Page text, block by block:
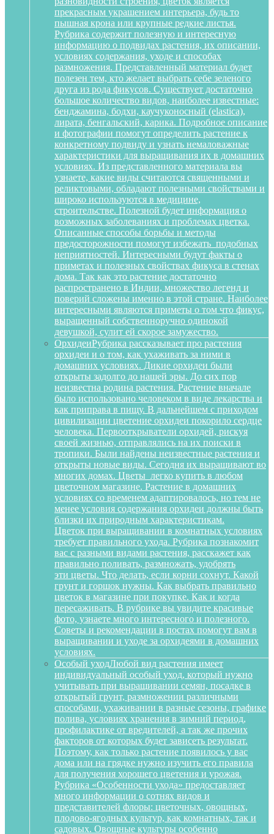
прекрасным украшением интерьера, будь то
пышная крона или крупные редкие листья.
Рубрика содержит полезную и интересную
информацию о подвидах растения, их описании,
условиях содержания, уходе и способах
размножения. Представленный материал будет
полезен тем, кто желает выбрать себе зеленого
друга из рода фикусов. Существует достаточно
большое количество видов, наиболее известные:
бенджамина, бодхи, каучуконосный (elastica),
лирата, бенгальский, карика. Подробное описание
и фотографии помогут определить растение к
конкретному подвиду и узнать немаловажные
характеристики для выращивания их в домашних
условиях. Из представленного материала вы
узнаете, какие виды считаются священными и
реликтовыми, обладают полезными свойствами и
широко используются в медицине,
строительстве. Полезной будет информация о
возможных заболеваниях и проблемах цветка.
Описанные способы борьбы и методы
предосторожности помогут избежать подобных
неприятностей. Интересными будут факты о
приметах и полезных свойствах фикуса в стенах
дома. Так как это растение достаточно
распространено в Индии, множество легенд и
поверий сложены именно в этой стране. Наиболее
интересными являются приметы о том что фикус,
выращенный собственноручно одинокой
девушкой, сулит ей скорое замужество.
ОрхидеиРубрика рассказывает про растения
орхидеи и о том, как ухаживать за ними в
домашних условиях. Дикие орхидеи были
открыты задолго до нашей эры. До сих пор
неизвестна родина растения. Растение вначале
было использовано человеком в виде лекарства и
как приправа в пищу. В дальнейшем с приходом
цивилизации цветение орхидеи покорило сердце
человека. Первооткрыватели орхидей, рискуя
своей жизнью, отправлялись на их поиски в
тропики. Были найдены неизвестные растения и
открыты новые виды. Сегодня их выращивают во
многих домах. Цветы легко купить в любом
цветочном магазине. Растение в домашних
условиях со временем адаптировалось, но тем не
менее условия содержания орхидеи должны быть
близки их природным характеристикам.
Цветок при выращивании в комнатных условиях
требует правильного ухода. Рубрика познакомит
вас с разными видами растения, расскажет как
правильно поливать, размножать, удобрять
эти цветы. Что делать, если корни сохнут. Какой
грунт и горшок нужны. Как выбрать правильно
цветок в магазине при покупке. Как и когда
пересаживать. В рубрике вы увидите красивые
фото, узнаете много интересного и полезного.
Советы и рекомендации в постах помогут вам в
выращивании и уходе за орхидеями в домашних
условиях.
Особый уходЛюбой вид растения имеет
индивидуальный особый уход, который нужно
учитывать при выращивании семян, посадке в
открытый грунт, размножении различными
способами, ухаживании в разные сезоны, графике
полива, условиях хранения в зимний период,
профилактике от вредителей, а так же прочих
факторов от которых будет зависеть результат.
Поэтому, как только растение появилось у вас
дома или на грядке нужно изучить его правила
для получения хорошего цветения и урожая.
Рубрика «Особенности ухода» предоставляет
много информации о сотнях видов и
представителей флоры: цветочных, овощных,
плодово-ягодных культур, как комнатных, так и
садовых. Овощные культуры особенно